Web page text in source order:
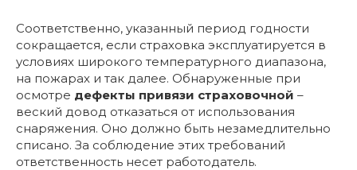
Соответственно, указанный период годности
сокращается, если страховка эксплуатируется в
условиях широкого температурного диапазона,
на пожарах и так далее. Обнаруженные при
осмотре дефекты привязи страховочной –
веский довод отказаться от использования
снаряжения. Оно должно быть незамедлительно
списано. За соблюдение этих требований
ответственность несет работодатель.